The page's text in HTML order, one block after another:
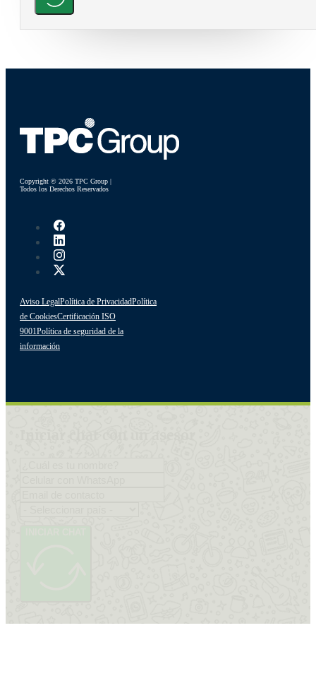
Copyright © 2026 TPC Group |
Todos los Derechos Reservados
Aviso LegalPolítica de PrivacidadPolítica
de CookiesCertificación ISO
9001Política de seguridad de la
información